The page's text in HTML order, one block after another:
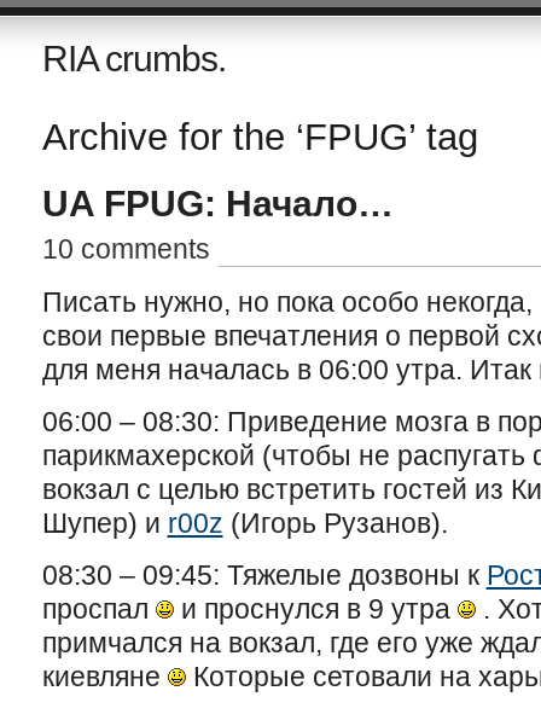
RIA crumbs.
Archive for the ‘FPUG’ tag
UA FPUG: Начало…
10 comments
Писать нужно, но пока особо
свои первые впечатления о первой
для меня началась в 06:00 утра.
06:00 – 08:30: Приведение мозга в
парикмахерской (чтобы не
вокзал с целью встретить гостей из
Шупер) и r00z (Игорь Рузанов).
08:30 – 09:45: Тяжелые дозвоны к
проспал
и проснулся в 9 утра
.
примчался на вокзал, где его уже
киевляне
Которые сетовали на